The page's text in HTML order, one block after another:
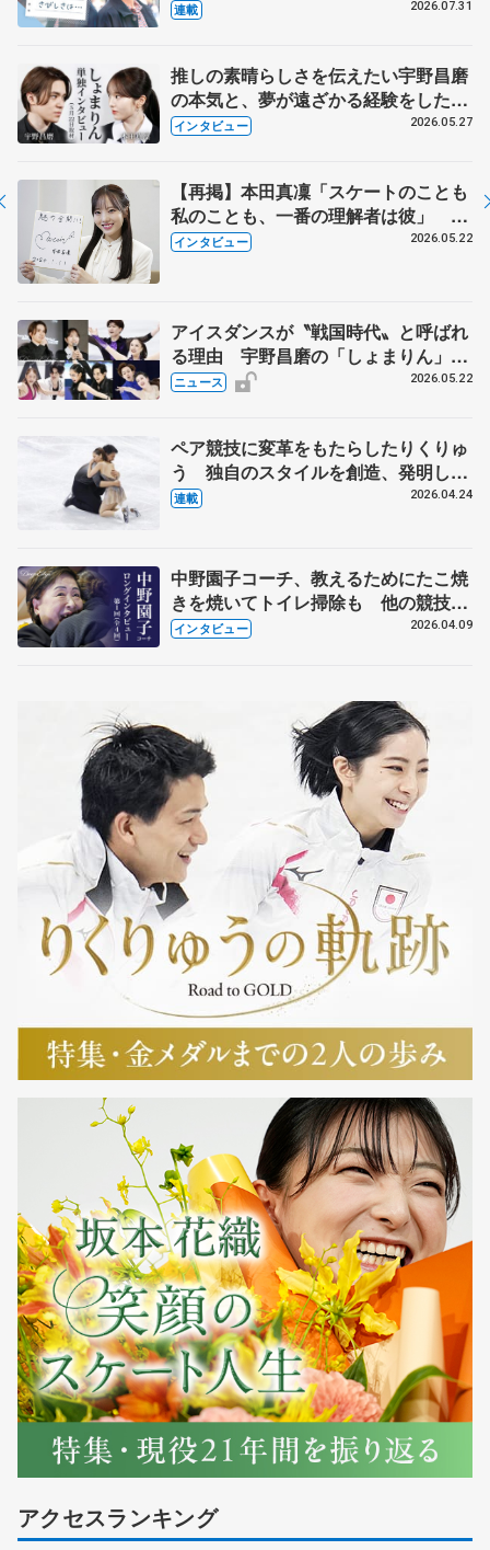
とは 影響あったPIW前キャプテン松
連載 2026.07.31
推しの素晴らしさを伝えたい宇野昌磨
の本気と、夢が遠ざかる経験をした本
田真凜の覚悟
インタビュー 2026.05.27
【再掲】本田真凜「スケートのことも
私のことも、一番の理解者は彼」 引
退時の単独インタビューで語った競技
インタビュー 2026.05.22
アイスダンスが〝戦国時代〟と呼ばれ
る理由 宇野昌磨の「しょまりん」ら
実力者が相次いで参戦 国内の競争激
ニュース 2026.05.22
ペア競技に変革をもたらしたりくりゅ
う 独自のスタイルを創造、発明した
【引退発表後②】
連載 2026.04.24
中野園子コーチ、教えるためにたこ焼
きを焼いてトイレ掃除も 他の競技に
も通用するという坂本花織の筋肉
インタビュー 2026.04.09
アクセスランキング